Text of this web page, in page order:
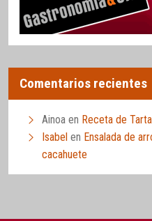
Comentarios recientes
Ainoa en Receta de
Isabel en Ensalada de
cacahuete